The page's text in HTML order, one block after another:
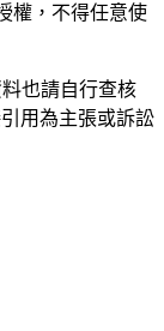
權，不得任意使
也請自行查核
用為主張或訴訟